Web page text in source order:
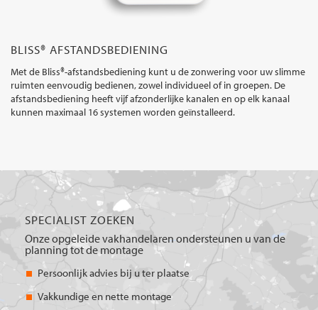
BLISS® AFSTANDSBEDIENING
Met de Bliss®-afstandsbediening kunt u de zonwering voor uw slimme
ruimten eenvoudig bedienen, zowel individueel of in groepen. De
afstandsbediening heeft vijf afzonderlijke kanalen en op elk kanaal
kunnen maximaal 16 systemen worden geïnstalleerd.
SPECIALIST ZOEKEN
Onze opgeleide vakhandelaren ondersteunen u van de
planning tot de montage
Persoonlijk advies bij u ter plaatse
Vakkundige en nette montage